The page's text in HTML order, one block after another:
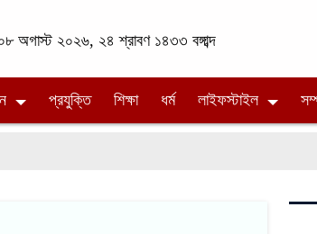
অগাস্ট ২০২৬, ২৪ শ্রাবণ ১৪৩৩ বঙ্গাব্দ
প্রযুক্তি শিক্ষা ধর্ম লাইফস্টাইল